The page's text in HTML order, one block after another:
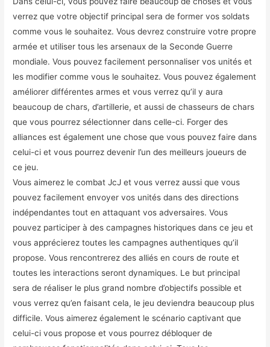
verrez que votre objectif principal sera de former vos soldats
comme vous le souhaitez. Vous devrez construire votre propre
armée et utiliser tous les arsenaux de la Seconde Guerre
mondiale. Vous pouvez facilement personnaliser vos unités et
les modifier comme vous le souhaitez. Vous pouvez également
améliorer différentes armes et vous verrez qu’il y aura
beaucoup de chars, d’artillerie, et aussi de chasseurs de chars
que vous pourrez sélectionner dans celle-ci. Forger des
alliances est également une chose que vous pouvez faire dans
celui-ci et vous pourrez devenir l’un des meilleurs joueurs de
ce jeu.
Vous aimerez le combat JcJ et vous verrez aussi que vous
pouvez facilement envoyer vos unités dans des directions
indépendantes tout en attaquant vos adversaires. Vous
pouvez participer à des campagnes historiques dans ce jeu et
vous apprécierez toutes les campagnes authentiques qu’il
propose. Vous rencontrerez des alliés en cours de route et
toutes les interactions seront dynamiques. Le but principal
sera de réaliser le plus grand nombre d’objectifs possible et
vous verrez qu’en faisant cela, le jeu deviendra beaucoup plus
difficile. Vous aimerez également le scénario captivant que
celui-ci vous propose et vous pourrez débloquer de